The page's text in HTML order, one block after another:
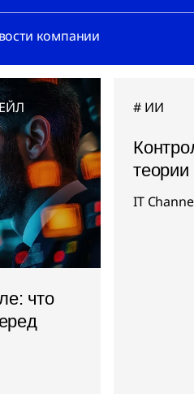
компании
что
ИИ
теории
IT